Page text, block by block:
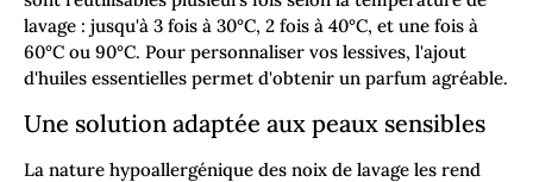
lavage : jusqu'à 3 fois à 30°C, 2 fois à 40°C, et une fois à
60°C ou 90°C. Pour personnaliser vos lessives, l'ajout
d'huiles essentielles permet d'obtenir un parfum agréable.
Une solution adaptée aux peaux sensibles
La nature hypoallergénique des noix de lavage les rend